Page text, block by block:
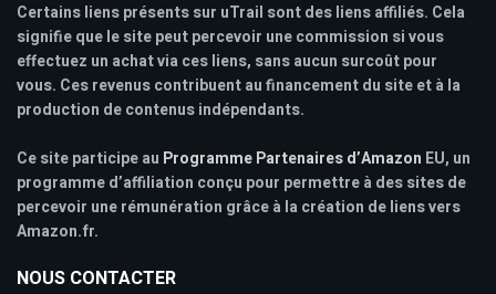
Certains liens présents sur uTrail sont des liens affiliés. Cela
signifie que le site peut percevoir une commission si vous
effectuez un achat via ces liens, sans aucun surcoût pour
vous. Ces revenus contribuent au financement du site et à la
production de contenus indépendants.
Ce site participe au Programme Partenaires d’Amazon EU, un
programme d’affiliation conçu pour permettre à des sites de
percevoir une rémunération grâce à la création de liens vers
Amazon.fr.
NOUS CONTACTER